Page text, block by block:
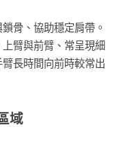
骨、協助穩定肩帶。
臂與前臂、常呈現細
長時間向前時較常出
域